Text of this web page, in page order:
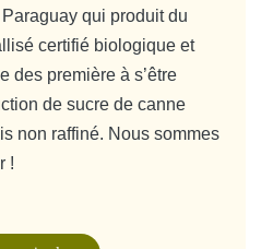
qui produit du
certifié biologique et
des première à s’être
de sucre de canne
non raffiné. Nous sommes
!